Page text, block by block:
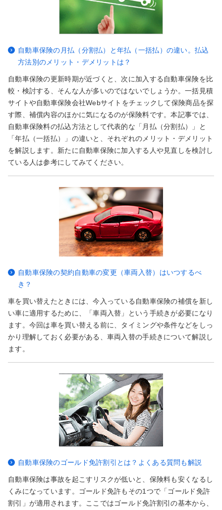
自動車保険の月払（分割払）と年払（一括払）の違い。払込
方法別のメリット・デメリットは？
自動車保険の更新時期が近づくと、次に加入する自動車保険を比
較・検討する、そんな人が多いのではないでしょうか。一括見積
サイトや自動車保険会社Webサイトをチェックして保険商品を探
す際、補償内容のほかに気になるのが保険料です。本記事では、
自動車保険料の払込方法として代表的な「月払（分割払）」と
「年払（一括払）」の違いと、それぞれのメリット・デメリット
を解説します。新たに自動車保険に加入する人や見直しを検討し
ている人は参考にしてみてください。
自動車保険の契約自動車の変更（車両入替）はいつするべ
き？
車を買い替えたときには、今入っている自動車保険の補償を新し
い車に適用するために、「車両入替」という手続きが必要になり
ます。今回は車を買い替える前に、タイミングや条件などをしっ
かり理解しておく必要がある、車両入替の手続きについて解説し
ます。
自動車保険のゴールド免許割引とは？よくある質問も解説
自動車保険は事故を起こすリスクが低いと、保険料も安くなるし
くみになっています。ゴールド免許もその1つで「ゴールド免許
割引」が適用されます。ここではゴールド免許割引の基本から、